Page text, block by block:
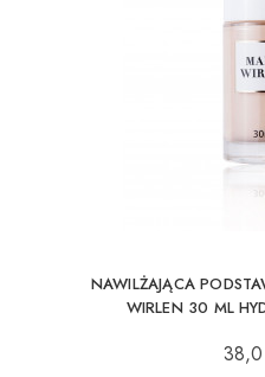
NAWILŻAJĄCA
WIRLEN 30 ML